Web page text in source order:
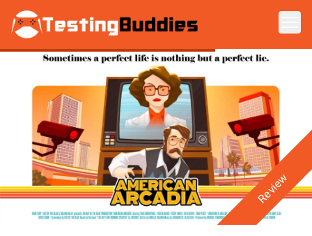
Zum Hauptinhalt springen
Review